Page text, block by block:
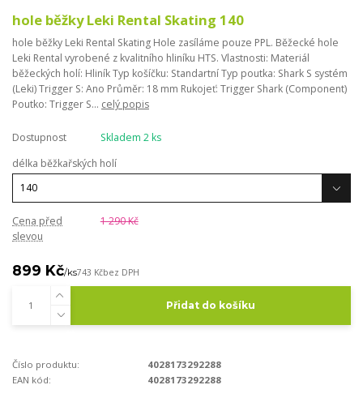
hole běžky Leki Rental Skating 140
hole běžky Leki Rental Skating Hole zasíláme pouze PPL. Běžecké hole
Leki Rental vyrobené z kvalitního hliníku HTS. Vlastnosti: Materiál
běžeckých holí: Hliník Typ košíčku: Standartní Typ poutka: Shark S systém
(Leki) Trigger S: Ano Průměr: 18 mm Rukojeť: Trigger Shark (Component)
Poutko: Trigger S... celý popis
Dostupnost
Skladem 2 ks
délka běžkařských holí
Cena před
slevou
1 290 Kč
899 Kč/ks743 Kčbez DPH
Přidat do košíku
Číslo produktu:
4028173292288
EAN kód:
4028173292288